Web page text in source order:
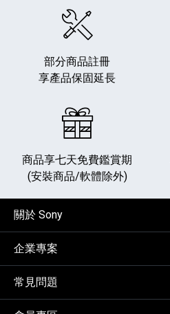
部分商品註冊
享產品保固延長
商品享七天免費鑑賞期
(安裝商品/軟體除外)
關於 Sony
企業專案
常見問題